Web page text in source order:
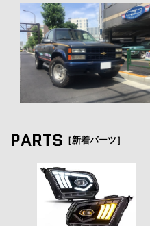
PARTS ［新着パーツ］